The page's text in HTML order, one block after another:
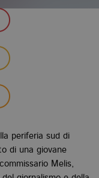
periferia sud di
di una giovane
Melis,